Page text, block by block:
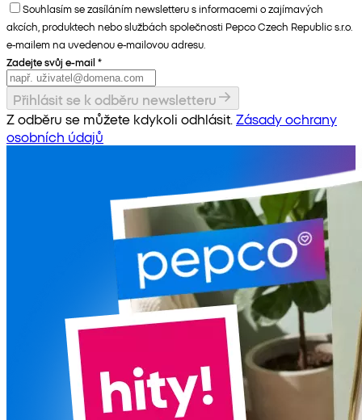
Souhlasím se zasíláním newsletteru s informacemi o zajímavých
akcích, produktech nebo službách společnosti Pepco Czech Republic s.r.o.
e-mailem na uvedenou e-mailovou adresu.
Zadejte svůj e-mail *
Přihlásit se k odběru newsletteru
Z odběru se můžete kdykoli odhlásit. Zásady ochrany
osobních údajů